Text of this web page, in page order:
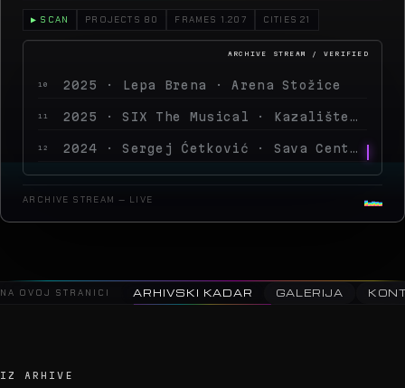
▶ SCAN PROJECTS 80 FRAMES 1.207 CITIES 21
12
13 2026 · Jakov Jozinović · Arena Zagreb
14 2026 · Toni Cetinski · Arena Zagreb
2026 · Sergej Ćetković · Arena Zagreb
ARCHIVE STREAM — LIVE
NA OVOJ STRANICI ARHIVSKI KADAR GALERIJA
IZ ARHIVE